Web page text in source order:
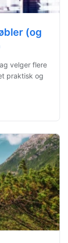
(og
velger flere
praktisk og